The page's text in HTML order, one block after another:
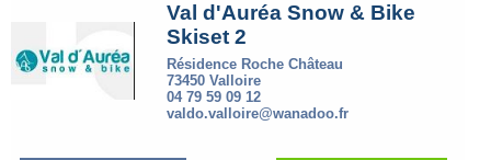
Val d'Auréa Snow & Bike
Skiset 2
Résidence Roche Château
73450 Valloire
04 79 59 09 12
valdo.valloire@wanadoo.fr